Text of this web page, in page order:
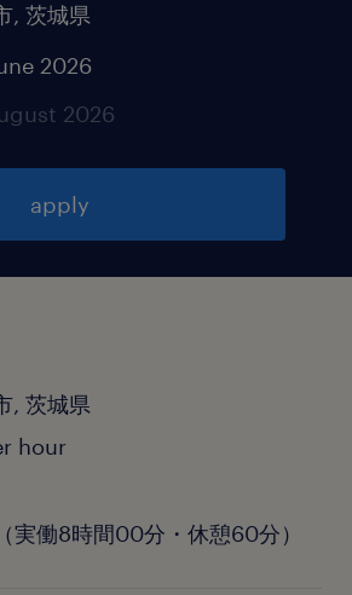
, 茨城県
2026
2026
apply
, 茨城県
hour
実働8時間00分・休憩60分）